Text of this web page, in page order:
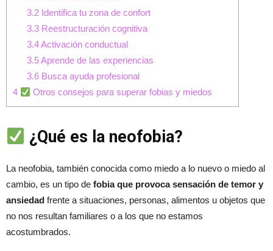
3.2Identifica tu zona de confort
3.3Reestructuración cognitiva
3.4Activación conductual
3.5Aprende de las experiencias
3.6Busca ayuda profesional
4
Otros consejos para superar fobias y miedos
¿Qué es la neofobia?
La neofobia, también conocida como miedo a lo nuevo o miedo al
cambio, es un tipo de fobia que provoca sensación de temor y
ansiedad frente a situaciones, personas, alimentos u objetos que
no nos resultan familiares o a los que no estamos
acostumbrados.